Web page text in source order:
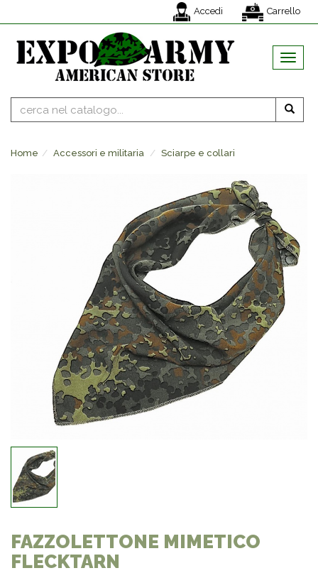
Accedi Carrello
MENU
Home Accessori e militaria Sciarpe e collari
FAZZOLETTONE MIMETICO
FLECKTARN